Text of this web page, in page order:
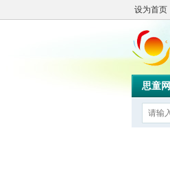
设为首页
思童网